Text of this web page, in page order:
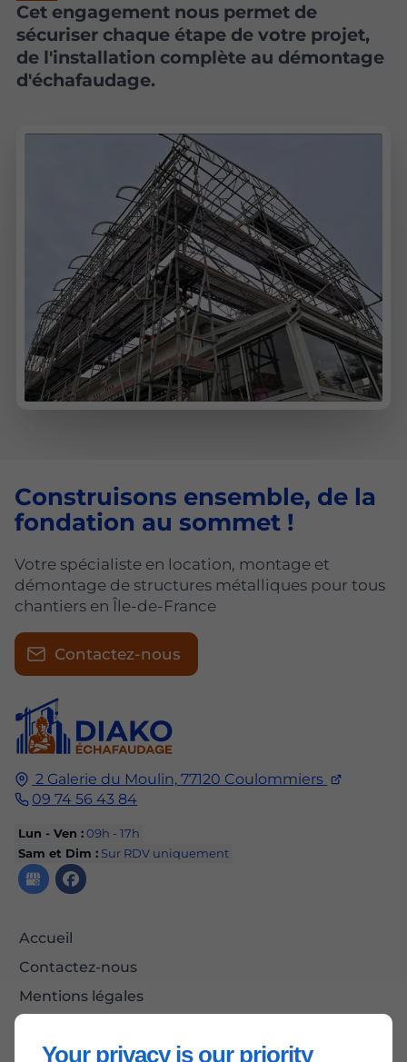
Your privacy is our priority
Cet engagement nous permet de
sécuriser chaque étape de votre projet,
de l'installation complète au démontage
d'échafaudage.
2 Galerie du Moulin, 77120 Coulommiers
09 74 56 43 84
Lun - Ven :09h - 17h
Sam et Dim : Sur RDV uniquement
Accueil
Contactez-nous
Mentions légales
Construisons ensemble, de la
fondation au sommet !
Votre spécialiste en location, montage et
démontage de structures métalliques pour tous
chantiers en Île-de-France
Contactez-nous